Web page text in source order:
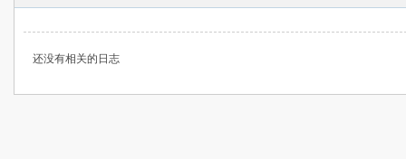
还没有相关的日志